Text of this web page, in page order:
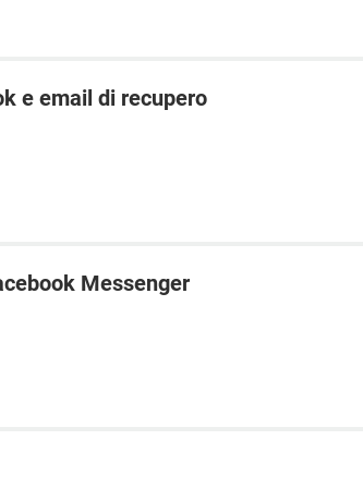
e email di recupero
Messenger